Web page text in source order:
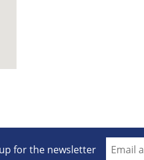
for the newsletter